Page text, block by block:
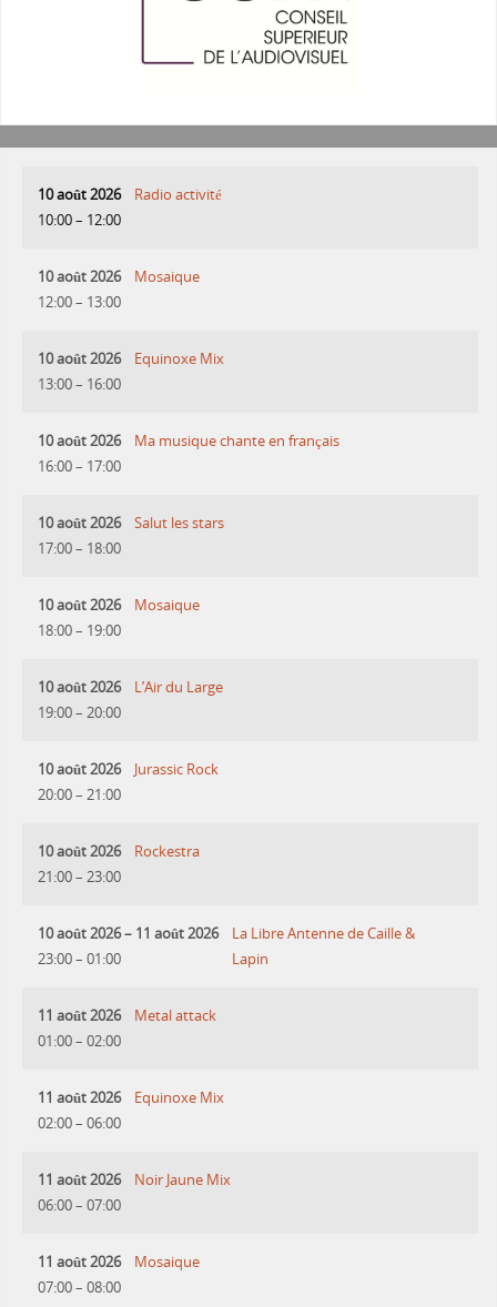
10 août 2026
10:00– 12:00
Radio activité
10 août 2026
12:00– 13:00
Mosaique
10 août 2026
13:00– 16:00
Equinoxe Mix
10 août 2026
16:00– 17:00
Ma musique chante en français
10 août 2026
17:00– 18:00
Salut les stars
10 août 2026
18:00– 19:00
Mosaique
10 août 2026
19:00– 20:00
L’Air du Large
10 août 2026
20:00– 21:00
Jurassic Rock
10 août 2026
21:00– 23:00
Rockestra
10 août 2026– 11 août 2026
23:00– 01:00
La Libre Antenne de Caille &
Lapin
11 août 2026
01:00– 02:00
Metal attack
11 août 2026
02:00– 06:00
Equinoxe Mix
11 août 2026
06:00– 07:00
Noir Jaune Mix
11 août 2026
07:00– 08:00
Mosaique